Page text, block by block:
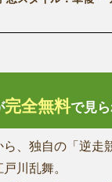
完全無料で見ら
、独自の「逆走
川乱舞。